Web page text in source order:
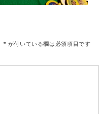
* が付いている欄は必須項目です